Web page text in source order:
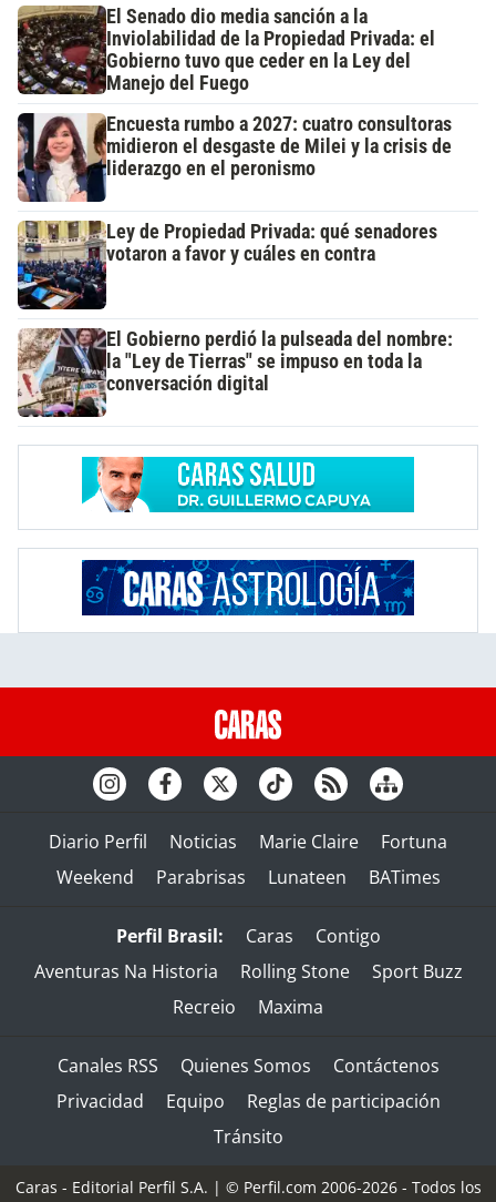
El Senado dio media sanción a la
Inviolabilidad de la Propiedad Privada: el
Gobierno tuvo que ceder en la Ley del
Manejo del Fuego
Encuesta rumbo a 2027: cuatro consultoras
midieron el desgaste de Milei y la crisis de
liderazgo en el peronismo
Ley de Propiedad Privada: qué senadores
votaron a favor y cuáles en contra
El Gobierno perdió la pulseada del nombre:
la "Ley de Tierras" se impuso en toda la
conversación digital
Diario Perfil Noticias Marie Claire
Fortuna
Weekend
Parabrisas Lunateen BATimes
Perfil Brasil: Caras
Contigo
Aventuras Na Historia
Rolling Stone
Sport Buzz
Recreio
Maxima
Canales RSS Quienes Somos
Contáctenos
Privacidad
Equipo
Reglas de participación
Tránsito
Caras - Editorial Perfil S.A. | © Perfil.com 2006-2026 - Todos los